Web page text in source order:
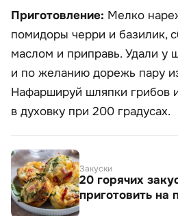
Приготовление: Мелко
помидоры черри и базилик,
маслом и приправь. Удали у
и по желанию дорежь пару
Нафаршируй шляпки грибов
в духовку при 200 градусах.
Закуски
20 горячих
приготовить на